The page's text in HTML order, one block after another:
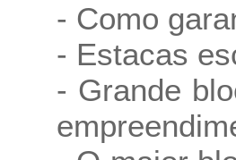
- Como
- Estacas
- Grande